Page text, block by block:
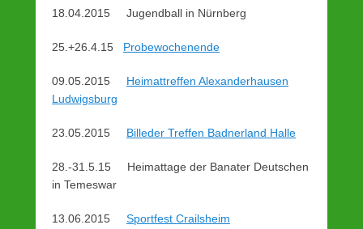
o
m
b
r
0
1
b
18.04.2015 Jugendball in Nürnberg
25.+26.4.15 Probewochenende
09.05.2015 Heimattreffen Alexanderhausen
Ludwigsburg
23.05.2015 Billeder Treffen Badnerland Halle
28.-31.5.15 Heimattage der Banater Deutschen
in Temeswar
13.06.2015 Sportfest Crailsheim